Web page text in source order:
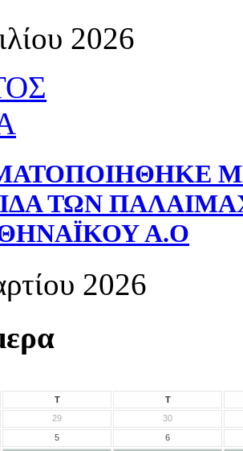
2026
ΤΩΝ
Α.Ο
2026
Τ
Τ
29
30
5
6